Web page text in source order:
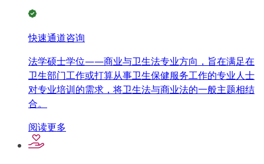
快速通道咨询
法学硕士学位——商业与卫生法专业方向，旨在满足在
卫生部门工作或打算从事卫生保健服务工作的专业人士
对专业培训的需求，将卫生法与商业法的一般主题相结
合。
阅读更多